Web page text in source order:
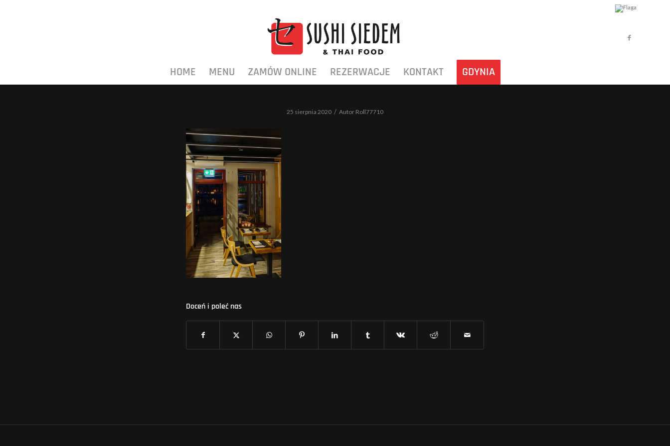
HOME MENU ZAMÓW ONLINE REZERWACJE KONTAKT GDYNIA
25 sierpnia 2020 / Autor Roll77710
Doceń i poleć nas